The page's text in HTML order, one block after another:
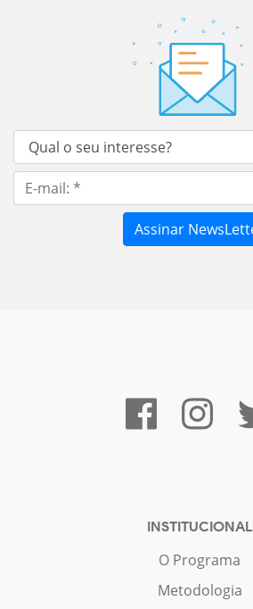
INSTITUCIONAL
O Programa
Metodologia